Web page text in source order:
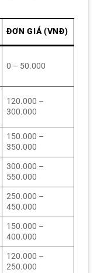
ĐƠN GIÁ (VNĐ)
0 – 50.000
120.000 –
300.000
150.000 –
350.000
300.000 –
550.000
250.000 –
450.000
150.000 –
400.000
120.000 –
250.000